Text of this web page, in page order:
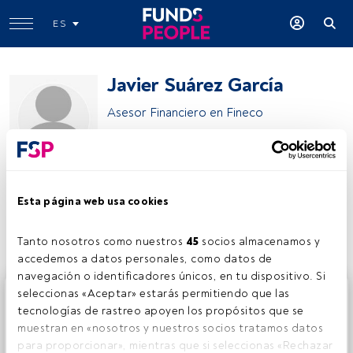
Esta página web usa cookies
Tanto nosotros como nuestros 45 socios almacenamos y
accedemos a datos personales, como datos de
navegación o identificadores únicos, en tu dispositivo. Si
seleccionas «Aceptar» estarás permitiendo que las
tecnologías de rastreo apoyen los propósitos que se
muestran en «nosotros y nuestros socios tratamos datos
para proporcionar», mientras que si seleccionas «Rechazar
ES
Javier Suárez García
Asesor Financiero en Fineco
Compartir:
Este es un artículo exclusivo para los usuarios registrados
de FundsPeople. Si ya estás registrado, accede desde el
botón Login. Si aún no tienes cuenta, te invitamos a
registrarte y disfrutar de todo el universo que ofrece